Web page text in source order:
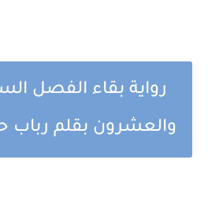
رواية بقاء الفصل
والعشرون بقلم